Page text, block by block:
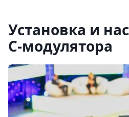
Установка и
C-модулятора